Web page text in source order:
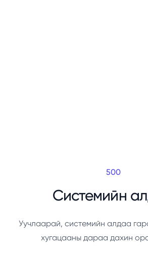
500
Системийн
Уучлаарай, системийн алдаа
хугацааны дараа дахин